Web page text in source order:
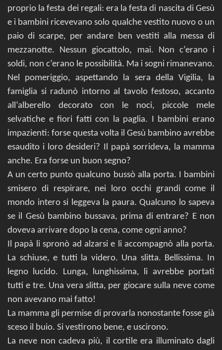
proprio la festa dei regali: era la festa di nascita di Gesù
e i bambini ricevevano solo qualche vestito nuovo o un
paio di scarpe, per andare ben vestiti alla messa di
mezzanotte. Nessun giocattolo, mai. Non c’erano i
soldi, non c’erano le possibilità. Ma i sogni rimanevano.
Nel pomeriggio, aspettando la sera della Vigilia, la
famiglia si radunò intorno al tavolo festoso, accanto
all’alberello decorato con le noci, piccole mele
selvatiche e fiori fatti con la paglia. I bambini erano
impazienti: forse questa volta il Gesù bambino avrebbe
esaudito i loro desideri? Il papà sorrideva, la mamma
anche. Era forse un buon segno?
A un certo punto qualcuno bussò alla porta. I bambini
smisero di respirare, nei loro occhi grandi come il
mondo intero si leggeva la paura. Qualcuno lo sapeva
se il Gesù bambino bussava, prima di entrare? E non
doveva arrivare dopo la cena, come ogni anno?
Il papà li spronò ad alzarsi e li accompagnò alla porta.
La schiuse, e tutti la videro. Una slitta. Bellissima. In
legno lucido. Lunga, lunghissima, li avrebbe portati
tutti e tre. Una vera slitta, per giocare sulla neve come
non avevano mai fatto!
La mamma gli permise di provarla nonostante fosse già
sceso il buio. Si vestirono bene, e uscirono.
La neve non cadeva più, il cortile era illuminato dagli